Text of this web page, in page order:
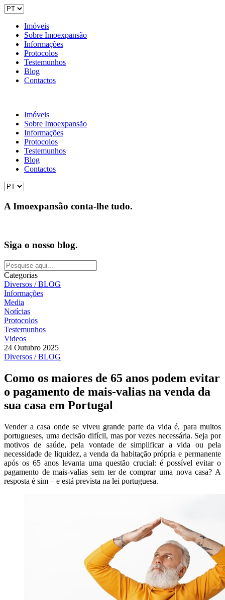
Imóveis
Sobre Imoexpansão
Informações
Protocolos
Testemunhos
Blog
Contactos
Imóveis
Sobre Imoexpansão
Informações
Protocolos
Testemunhos
Blog
Contactos
A Imoexpansão conta-lhe tudo.
Siga o nosso blog.
Categorias
Diversos / BLOG
Informações
Media
Notícias
Protocolos
Testemunhos
Videos
24 Outubro 2025
Diversos / BLOG
Como os maiores de 65 anos podem evitar
o pagamento de mais-valias na venda da
sua casa em Portugal
Vender a casa onde se viveu grande parte da vida é, para muitos
portugueses, uma decisão difícil, mas por vezes necessária. Seja por
motivos de saúde, pela vontade de simplificar a vida ou pela
necessidade de liquidez, a venda da habitação própria e permanente
após os 65 anos levanta uma questão crucial: é possível evitar o
pagamento de mais-valias sem ter de comprar uma nova casa? A
resposta é sim – e está prevista na lei portuguesa.